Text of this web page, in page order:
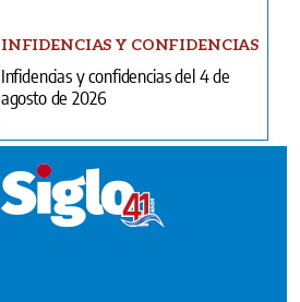
INFIDENCIAS Y CONFIDENCIAS
Infidencias y confidencias del 4 de
agosto de 2026